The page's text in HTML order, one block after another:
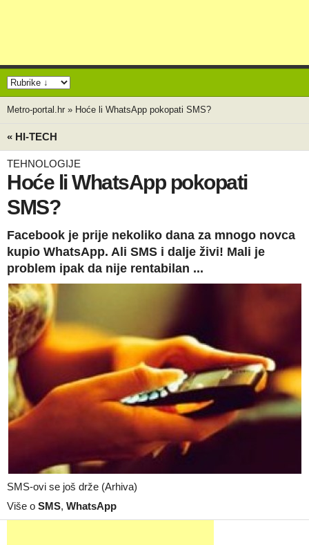
Metro-portal.hr » Hoće li WhatsApp pokopati SMS?
« HI-TECH
TEHNOLOGIJE
Hoće li WhatsApp pokopati
SMS?
Facebook je prije nekoliko dana za mnogo novca
kupio WhatsApp. Ali SMS i dalje živi! Mali je
problem ipak da nije rentabilan ...
SMS-ovi se još drže (Arhiva)
Više o SMS, WhatsApp